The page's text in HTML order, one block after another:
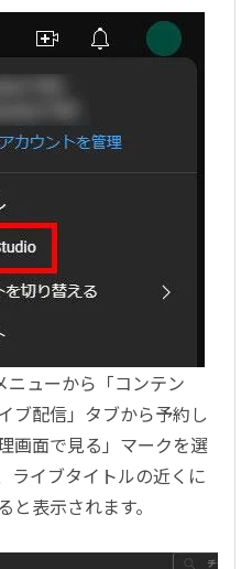
ューから「コンテン
ブ配信」タブから予約し
画面で見る」マークを選
ライブタイトルの近くに
と表示されます。